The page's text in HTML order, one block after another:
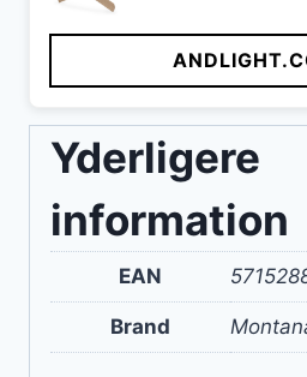
pris
var:
319 kr..
pris
er:
245 kr..
Yderligere
information
EAN
Brand